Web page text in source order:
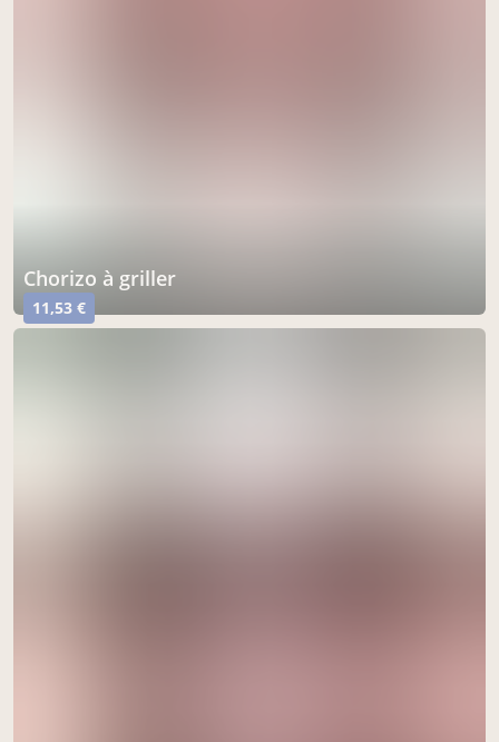
Chorizo à griller
11,53 €